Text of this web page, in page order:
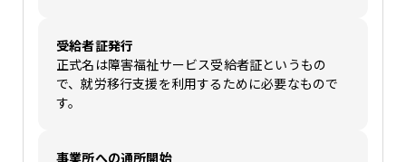
受給者証発行
正式名は障害福祉サービス受給者証というもの
で、就労移行支援を利用するために必要なもので
す。
事業所への通所開始